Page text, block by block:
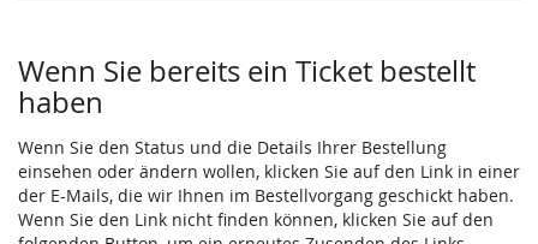
Wenn Sie bereits ein Ticket bestellt
haben
Wenn Sie den Status und die Details Ihrer Bestellung
einsehen oder ändern wollen, klicken Sie auf den Link in einer
der E-Mails, die wir Ihnen im Bestellvorgang geschickt haben.
Wenn Sie den Link nicht finden können, klicken Sie auf den